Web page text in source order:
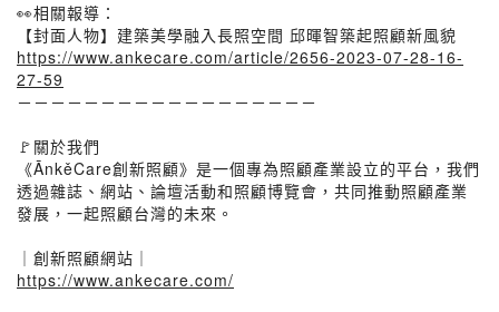
👀相關報導：
【封面人物】建築美學融入長照空間 邱暉智築起照顧新風貌
https://www.ankecare.com/article/2656-2023-07-28-16-
27-59
－－－－－－－－－－－－－－－－－－
🚩關於我們
《ĀnkěCare創新照顧》是一個專為照顧產業設立的平台，我們
透過雜誌、網站、論壇活動和照顧博覽會，共同推動照顧產業
發展，一起照顧台灣的未來。
｜創新照顧網站｜
https://www.ankecare.com/